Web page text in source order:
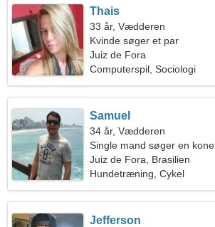
Thais
33 år, Vædderen
Kvinde søger et par
Juiz de Fora
Computerspil, Sociologi
Samuel
34 år, Vædderen
Single mand søger en kone
Juiz de Fora, Brasilien
Hundetræning, Cykel
Jefferson